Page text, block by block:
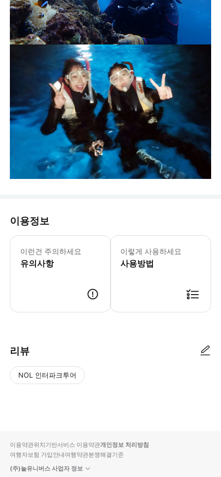
이용정보
이런건 주의하세요
유의사항
이렇게 사용하세요
사용방법
리뷰
NOL 인터파크투어
입니
다.
순
상
이용약관위치기반서비스 이용약관개인정보 처리방침
여행자보험 가입안내여행약관분쟁해결기준
(주)놀유니버스 사업자 정보